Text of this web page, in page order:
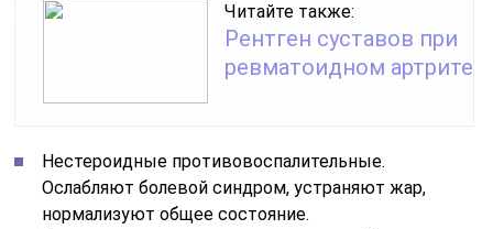
Читайте также:
Рентген суставов при
ревматоидном артрите
Нестероидные противовоспалительные.
Ослабляют болевой синдром, устраняют жар,
нормализуют общее состояние.